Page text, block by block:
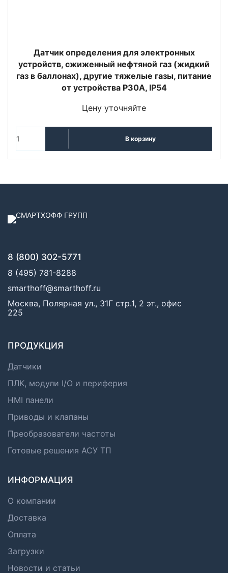
Датчик определения для электронных
устройств, сжиженный нефтяной газ (жидкий
газ в баллонах), другие тяжелые газы, питание
от устройства P30A, IP54
Цену уточняйте
В корзину
8 (800) 302-5771
8 (495) 781-8288
smarthoff@smarthoff.ru
Москва, Полярная ул., 31Г стр.1, 2 эт., офис
225
ПРОДУКЦИЯ
Датчики
ПЛК, модули I/O и периферия
HMI панели
Приводы и клапаны
Преобразователи частоты
Готовые решения АСУ ТП
ИНФОРМАЦИЯ
О компании
Доставка
Оплата
Загрузки
Новости и статьи